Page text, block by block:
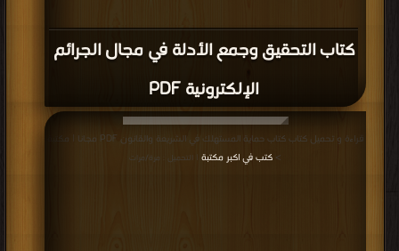
كتاب التحقيق وجمع الأدلة في مجال الجرائم
الإلكترونية PDF
قراءة و تحميل كتاب كتاب حماية المستهلك في الشريعة والقانون PDF مجانا | مكتبة
> كتب في اكبر مكتبة | التحميل : مرة/مرات